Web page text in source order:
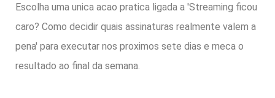
Escolha uma unica acao pratica ligada a 'Streaming ficou
caro? Como decidir quais assinaturas realmente valem a
pena' para executar nos proximos sete dias e meca o
resultado ao final da semana.